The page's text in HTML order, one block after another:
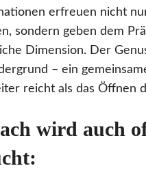
erfreuen nicht
sondern geben dem
Dimension. Der
– ein
reicht als das Öffnen
wird auch